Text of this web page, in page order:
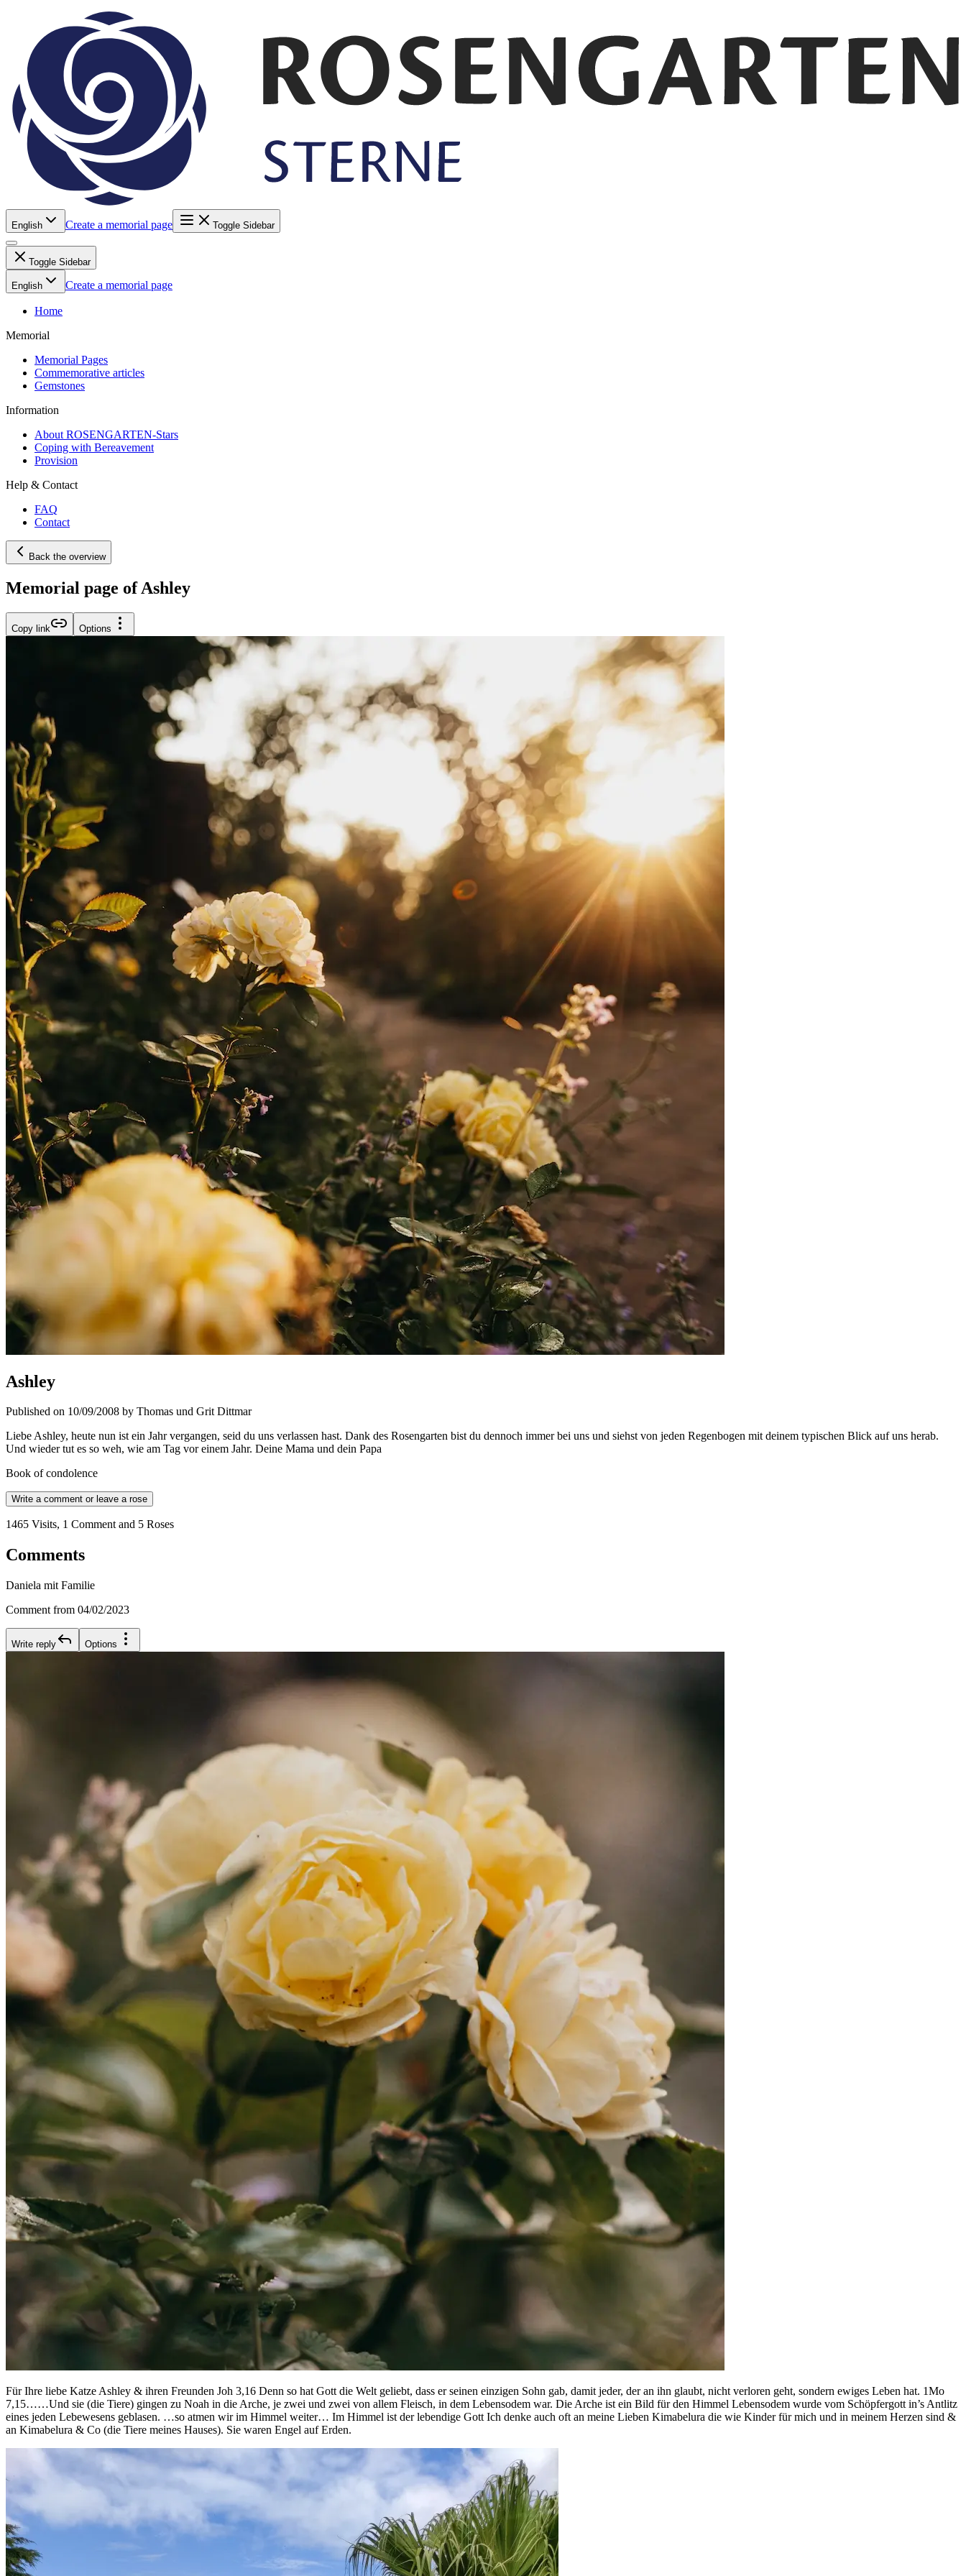
English Create a memorial page Toggle Sidebar
Toggle Sidebar
English Create a memorial page
Home
Memorial
Memorial Pages
Commemorative articles
Gemstones
Information
About ROSENGARTEN-Stars
Coping with Bereavement
Provision
Help & Contact
FAQ
Contact
Back the overview
Memorial page of Ashley
Copy link Options
Ashley
Published on 10/09/2008 by Thomas und Grit Dittmar
Liebe Ashley, heute nun ist ein Jahr vergangen, seid du uns verlassen hast. Dank des Rosengarten bist du dennoch immer bei uns und siehst von jeden Regenbogen mit deinem typischen Blick auf uns herab.
Und wieder tut es so weh, wie am Tag vor einem Jahr. Deine Mama und dein Papa
Book of condolence
Write a comment or leave a rose
1465 Visits, 1 Comment and 5 Roses
Comments
Daniela mit Familie
Comment from 04/02/2023
Write reply Options
Für Ihre liebe Katze Ashley & ihren Freunden Joh 3,16 Denn so hat Gott die Welt geliebt, dass er seinen einzigen Sohn gab, damit jeder, der an ihn glaubt, nicht verloren geht, sondern ewiges Leben hat. 1Mo
7,15……Und sie (die Tiere) gingen zu Noah in die Arche, je zwei und zwei von allem Fleisch, in dem Lebensodem war. Die Arche ist ein Bild für den Himmel Lebensodem wurde vom Schöpfergott in’s Antlitz
eines jeden Lebewesens geblasen. …so atmen wir im Himmel weiter… Im Himmel ist der lebendige Gott Ich denke auch oft an meine Lieben Kimabelura die wie Kinder für mich und in meinem Herzen sind &
an Kimabelura & Co (die Tiere meines Hauses). Sie waren Engel auf Erden.